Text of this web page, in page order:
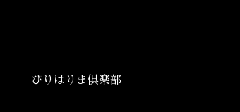
ぴりはりま倶楽部